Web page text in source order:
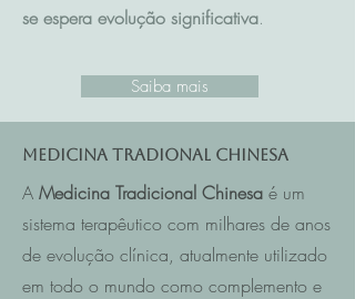
se espera evolução significativa.
Saiba mais
Medicina Tradional Chinesa
A Medicina Tradicional Chinesa é um
sistema terapêutico com milhares de anos
de evolução clínica, atualmente utilizado
em todo o mundo como complemento e